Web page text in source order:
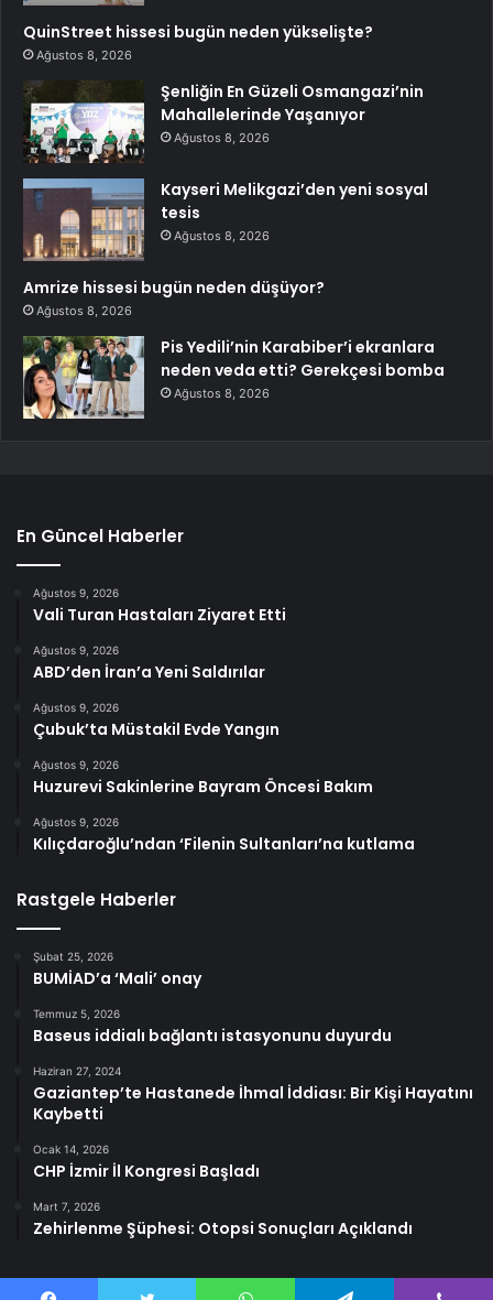
QuinStreet hissesi bugün neden yükselişte?
Ağustos 8, 2026
Şenliğin En Güzeli Osmangazi’nin
Mahallelerinde Yaşanıyor
Ağustos 8, 2026
Kayseri Melikgazi’den yeni sosyal
tesis
Ağustos 8, 2026
Amrize hissesi bugün neden düşüyor?
Ağustos 8, 2026
Pis Yedili’nin Karabiber’i ekranlara
neden veda etti? Gerekçesi bomba
Ağustos 8, 2026
En Güncel Haberler
Ağustos 9, 2026
Vali Turan Hastaları Ziyaret Etti
Ağustos 9, 2026
ABD’den İran’a Yeni Saldırılar
Ağustos 9, 2026
Çubuk’ta Müstakil Evde Yangın
Ağustos 9, 2026
Huzurevi Sakinlerine Bayram Öncesi Bakım
Ağustos 9, 2026
Kılıçdaroğlu’ndan ‘Filenin Sultanları’na kutlama
Rastgele Haberler
Şubat 25, 2026
BUMİAD’a ‘Mali’ onay
Temmuz 5, 2026
Baseus iddialı bağlantı istasyonunu duyurdu
Haziran 27, 2024
Gaziantep’te Hastanede İhmal İddiası: Bir Kişi Hayatını
Kaybetti
Ocak 14, 2026
CHP İzmir İl Kongresi Başladı
Mart 7, 2026
Zehirlenme Şüphesi: Otopsi Sonuçları Açıklandı